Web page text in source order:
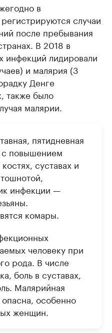
в
случаи
после пребывания
В 2018 в
инфекций лидировали
и малярия (3
Денге
также было
малярии.
пятидневная
с повышением
суставах и
инфекции —
комары.
человеку при
рода. В числе
боль в суставах,
Малярийная
особенно
женщин.